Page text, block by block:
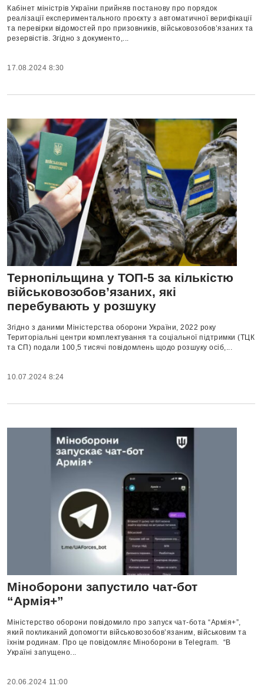
Кабінет міністрів України прийняв постанову про порядок
реалізації експериментального проєкту з автоматичної верифікації
та перевірки відомостей про призовників, військовозобов’язаних та
резервістів. Згідно з документо,...
17.08.2024 8:30
Тернопільщина у ТОП-5 за кількістю
військовозобов’язаних, які
перебувають у розшуку
Згідно з даними Міністерства оборони України, 2022 року
Територіальні центри комплектування та соціальної підтримки (ТЦК
та СП) подали 100,5 тисячі повідомлень щодо розшуку осіб,...
10.07.2024 8:24
Міноборони запустило чат-бот
“Армія+”
Міністерство оборони повідомило про запуск чат-бота “Армія+”,
який покликаний допомогти військовозобов’язаним, військовим та
їхнім родинам. Про це повідомляє Міноборони в Telegram. “В
Україні запущено...
20.06.2024 11:00